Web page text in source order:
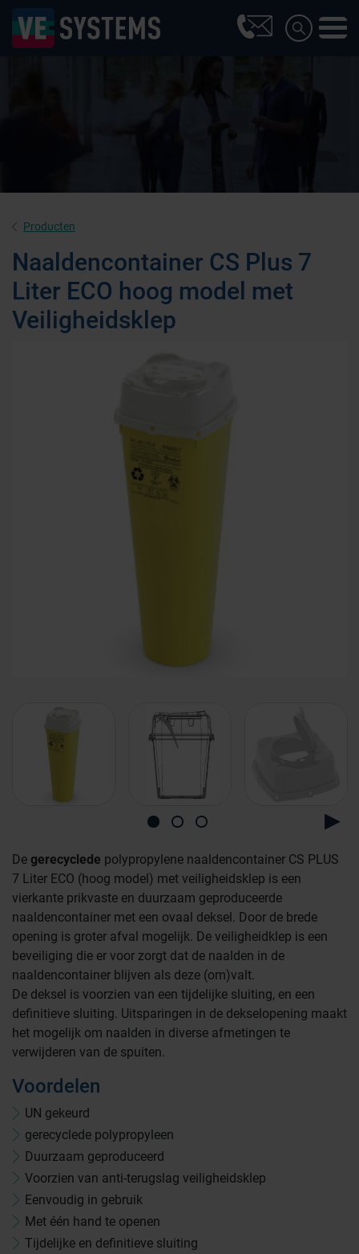
Producten
Naaldencontainer CS Plus 7
Liter ECO hoog model met
Veiligheidsklep
De gerecyclede polypropylene naaldencontainer CS PLUS
7 Liter ECO (hoog model) met veiligheidsklep is een
vierkante prikvaste en duurzaam geproduceerde
naaldencontainer met een ovaal deksel. Door de brede
opening is groter afval mogelijk. De veiligheidklep is een
beveiliging die er voor zorgt dat de naalden in de
naaldencontainer blijven als deze (om)valt.
De deksel is voorzien van een tijdelijke sluiting, en een
definitieve sluiting. Uitsparingen in de dekselopening maakt
het mogelijk om naalden in diverse afmetingen te
verwijderen van de spuiten.
Voordelen
UN gekeurd
gerecyclede polypropyleen
Duurzaam geproduceerd
Voorzien van anti-terugslag veiligheidsklep
Eenvoudig in gebruik
Met één hand te openen
Tijdelijke en definitieve sluiting
Afvalinzamelaars
Farmaceutische industrie